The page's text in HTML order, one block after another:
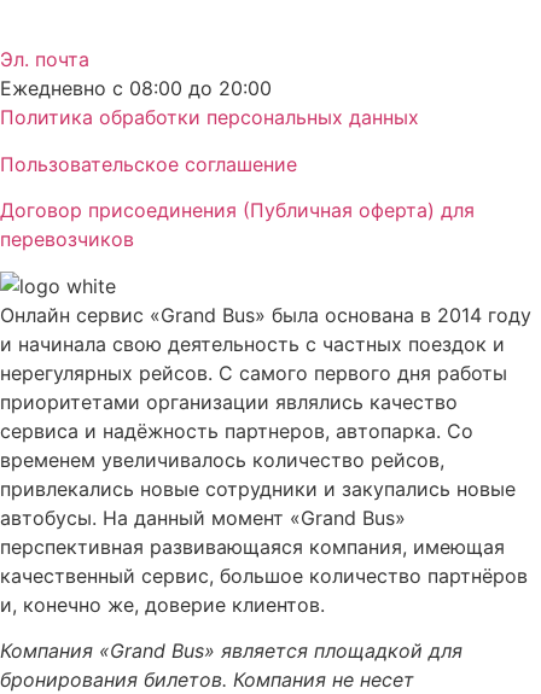
Эл. почта
Ежедневно с 08:00 до 20:00
Политика обработки персональных данных
Пользовательское соглашение
Договор присоединения (Публичная оферта) для
перевозчиков
Онлайн сервис «Grand Bus» была основана в 2014 году
и начинала свою деятельность с частных поездок и
нерегулярных рейсов. С самого первого дня работы
приоритетами организации являлись качество
сервиса и надёжность партнеров, автопарка. Со
временем увеличивалось количество рейсов,
привлекались новые сотрудники и закупались новые
автобусы. На данный момент «Grand Bus»
перспективная развивающаяся компания, имеющая
качественный сервис, большое количество партнёров
и, конечно же, доверие клиентов.
Компания «Grand Bus» является площадкой для
бронирования билетов. Компания не несет